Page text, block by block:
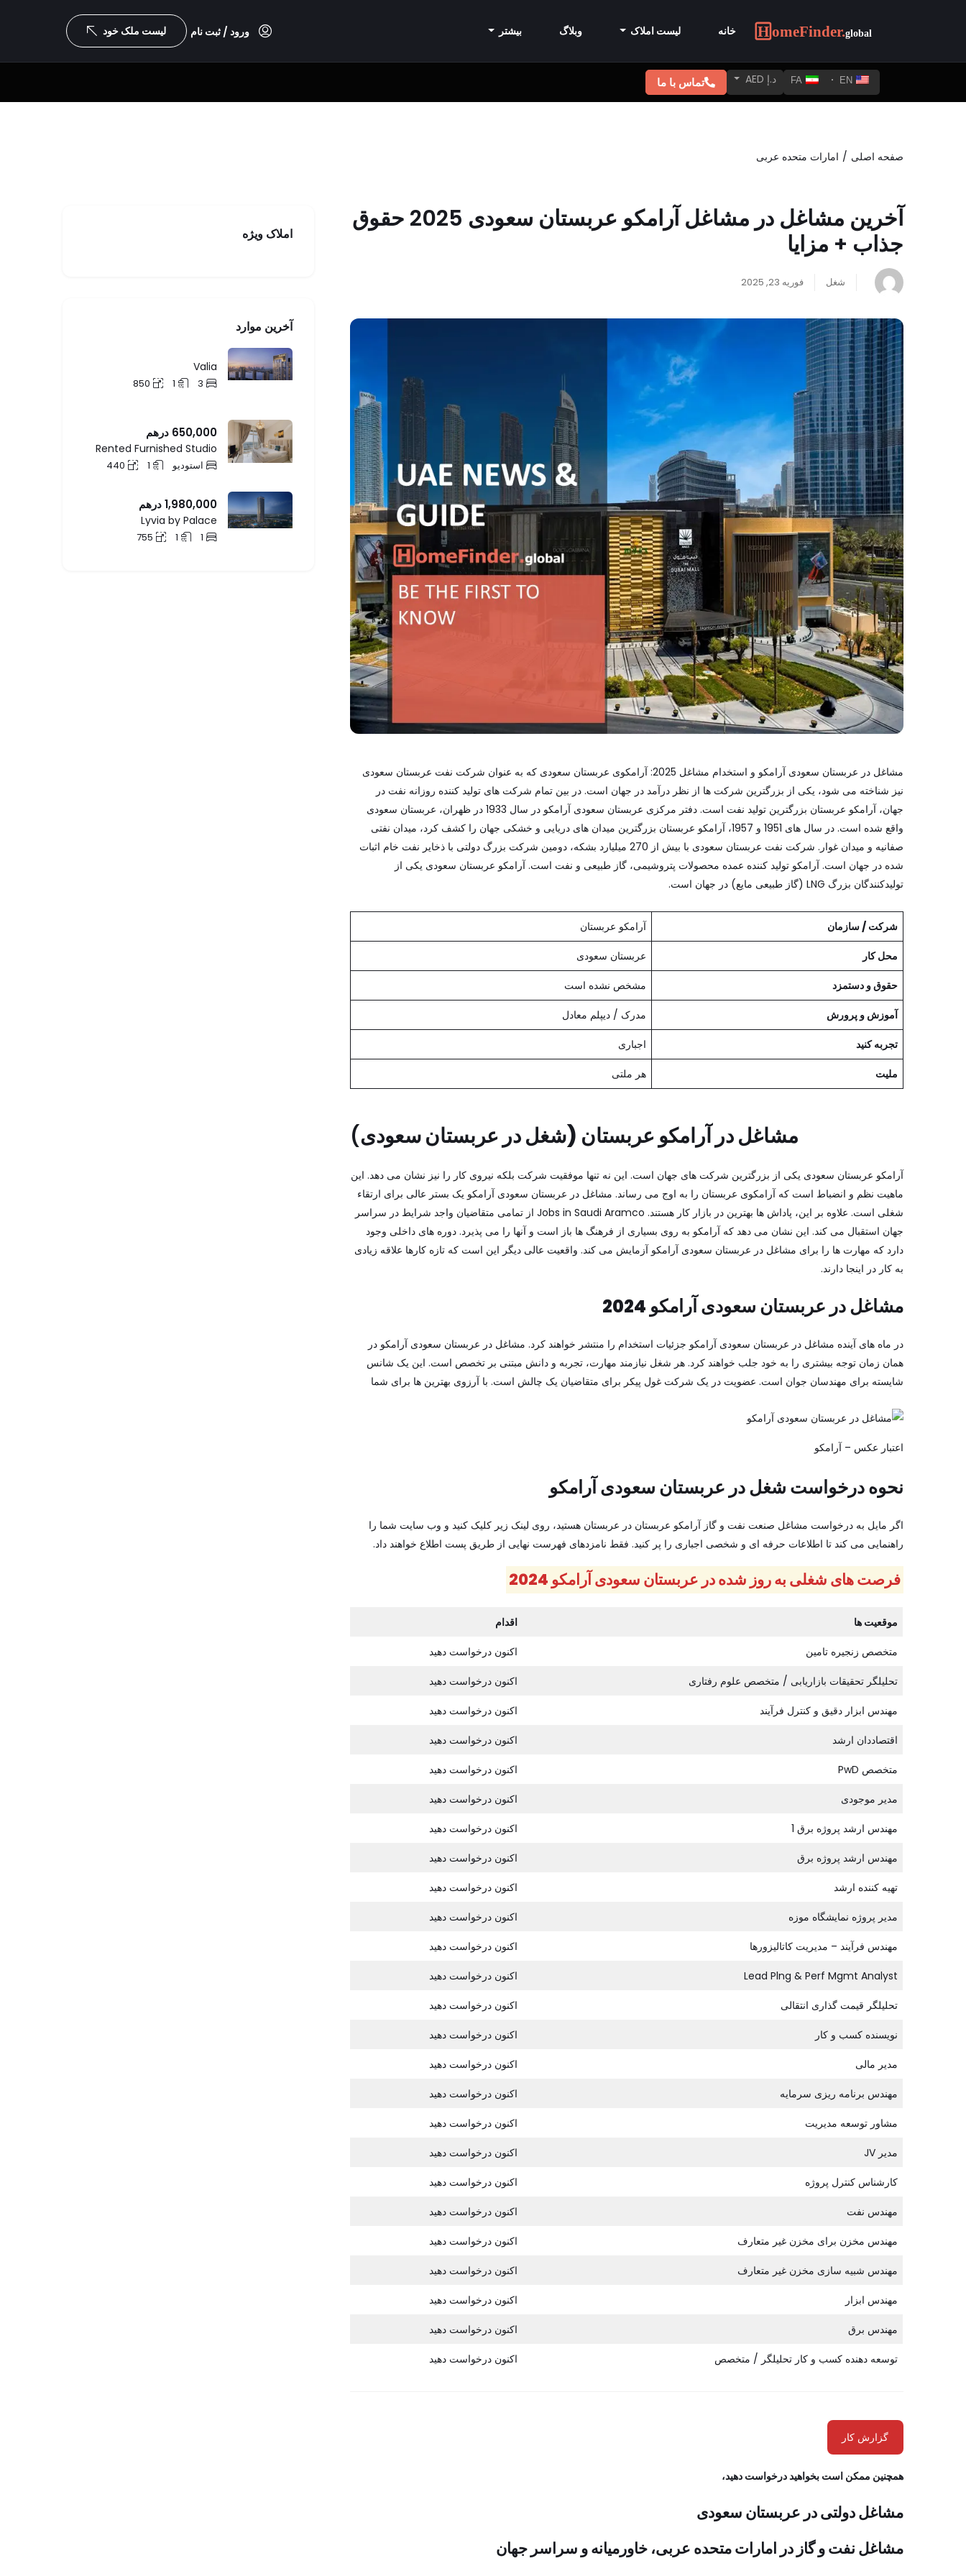
خانه لیست املاک وبلاگ بیشتر ورود / ثبت نام لیست ملک خود
EN
FA د.إ AED تماس با ما
صفحه اصلی امارات متحده عربی
آخرین مشاغل در مشاغل آرامکو عربستان سعودی 2025 حقوق
جذاب + مزایا
شغل فوریه 23, 2025
مشاغل در عربستان سعودی آرامکو و استخدام مشاغل 2025: آرامکوی عربستان سعودی که به عنوان شرکت نفت عربستان سعودی
نیز شناخته می شود، یکی از بزرگترین شرکت ها از نظر درآمد در جهان است. در بین تمام شرکت های تولید کننده روزانه نفت در
جهان، آرامکو عربستان بزرگترین تولید نفت است. دفتر مرکزی عربستان سعودی آرامکو در سال 1933 در ظهران، عربستان سعودی
واقع شده است. در سال های 1951 و 1957، آرامکو عربستان بزرگترین میدان های دریایی و خشکی جهان را کشف کرد، میدان نفتی
صفانیه و میدان غوار. شرکت نفت عربستان سعودی با بیش از 270 میلیارد بشکه، دومین شرکت بزرگ دولتی با ذخایر نفت خام اثبات
شده در جهان است. آرامکو تولید کننده عمده محصولات پتروشیمی، گاز طبیعی و نفت است. آرامکو عربستان سعودی یکی از
تولیدکنندگان بزرگ LNG (گاز طبیعی مایع) در جهان است.
شرکت / سازمان آرامکو عربستان
محل کار عربستان سعودی
حقوق و دستمزد مشخص نشده است
آموزش و پرورش مدرک / دیپلم معادل
تجربه کنید اجباری
ملیت هر ملتی
مشاغل درآرامکو عربستان (شغل در عربستان سعودی)
آرامکو عربستان سعودی یکی از بزرگترین شرکت های جهان است. این نه تنها موفقیت شرکت بلکه نیروی کار را نیز نشان می دهد. این
ماهیت نظم و انضباط است که آرامکوی عربستان را به اوج می رساند. مشاغل در عربستان سعودی آرامکو یک بستر عالی برای ارتقاء
شغلی است. علاوه بر این، پاداش ها بهترین در بازار کار هستند. Jobs in Saudi Aramco از تمامی متقاضیان واجد شرایط در سراسر
جهان استقبال می کند. این نشان می دهد که آرامکو به روی بسیاری از فرهنگ ها باز است و آنها را می پذیرد. دوره های داخلی وجود
دارد که مهارت ها را برای مشاغل در عربستان سعودی آرامکو آزمایش می کند. واقعیت عالی دیگر این است که تازه کارها علاقه زیادی
به کار در اینجا دارند.
مشاغل در عربستان سعودی آرامکو 2024
در ماه های آینده مشاغل در عربستان سعودی آرامکو جزئیات استخدام را منتشر خواهند کرد. مشاغل در عربستان سعودی آرامکو در
همان زمان توجه بیشتری را به خود جلب خواهند کرد. هر شغل نیازمند مهارت، تجربه و دانش مبتنی بر تخصص است. این یک شانس
شایسته برای مهندسان جوان است. عضویت در یک شرکت غول پیکر برای متقاضیان یک چالش است. با آرزوی بهترین ها برای شما
اعتبار عکس – آرامکو
نحوه درخواست شغل در عربستان سعودی آرامکو
اگر مایل به درخواست مشاغل صنعت نفت و گاز آرامکو عربستان در عربستان هستید، روی لینک زیر کلیک کنید و وب سایت شما را
راهنمایی می کند تا اطلاعات حرفه ای و شخصی اجباری را پر کنید. فقط نامزدهای فهرست نهایی از طریق پست اطلاع خواهند داد.
فرصت های شغلی به روز شده در عربستان سعودی آرامکو 2024
موقعیت ها اقدام
متخصص زنجیره تامین اکنون درخواست دهید
تحلیلگر تحقیقات بازاریابی / متخصص علوم رفتاری اکنون درخواست دهید
مهندس ابزار دقیق و کنترل فرآیند اکنون درخواست دهید
اقتصاددان ارشد اکنون درخواست دهید
متخصص PwD اکنون درخواست دهید
مدیر موجودی اکنون درخواست دهید
مهندس ارشد پروژه برق 1 اکنون درخواست دهید
مهندس ارشد پروژه برق اکنون درخواست دهید
تهیه کننده ارشد اکنون درخواست دهید
مدیر پروژه نمایشگاه موزه اکنون درخواست دهید
مهندس فرآیند – مدیریت کاتالیزورها اکنون درخواست دهید
Lead Plng & Perf Mgmt Analyst اکنون درخواست دهید
تحلیلگر قیمت گذاری انتقالی اکنون درخواست دهید
نویسنده کسب و کار اکنون درخواست دهید
مدیر مالی اکنون درخواست دهید
مهندس برنامه ریزی سرمایه اکنون درخواست دهید
مشاور توسعه مدیریت اکنون درخواست دهید
مدیر JV اکنون درخواست دهید
کارشناس کنترل پروژه اکنون درخواست دهید
مهندس نفت اکنون درخواست دهید
مهندس مخزن برای مخزن غیر متعارف اکنون درخواست دهید
مهندس شبیه سازی مخزن غیر متعارف اکنون درخواست دهید
مهندس ابزار اکنون درخواست دهید
مهندس برق اکنون درخواست دهید
توسعه دهنده کسب و کار تحلیلگر / متخصص اکنون درخواست دهید
گزارش کار
همچنین ممکن است بخواهید درخواست دهید،
مشاغل دولتی در عربستان سعودی
مشاغل نفت و گاز در امارات متحده عربی، خاورمیانه و سراسر جهان
املاک ویژه
آخرین موارد
Valia
3
1
850
650,000 درهم
Rented Furnished Studio
استودیو 1
440
1,980,000درهم
Lyvia by Palace
1
1
755